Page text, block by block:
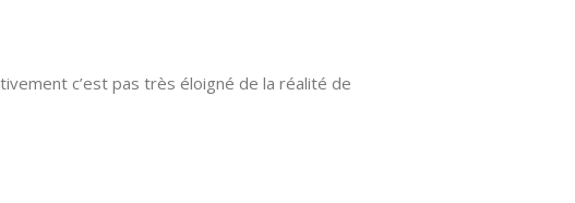
c’est pas très éloigné de la réalité de